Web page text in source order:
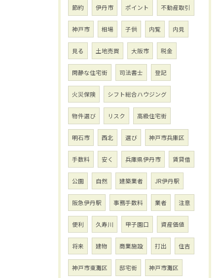
節約 伊丹市 ポイント 不動産取引
神戸市 相場 子供 内覧 内見
見る 土地売買 大阪市 税金
閑静な住宅街 司法書士 登記
火災保険 シフト総合ハウジング
物件選び リスク 高級住宅街
明石市 西北 選び 神戸市兵庫区
手数料 安く 兵庫県伊丹市 賃貸借
公園 自然 建築業者 JR伊丹駅
阪急伊丹駅 事務手数料 業者 注意
便利 久寿川 甲子園口 資産価値
将来 建物 商業施設 打出 住吉
神戸市東灘区 邸宅街 神戸市灘区